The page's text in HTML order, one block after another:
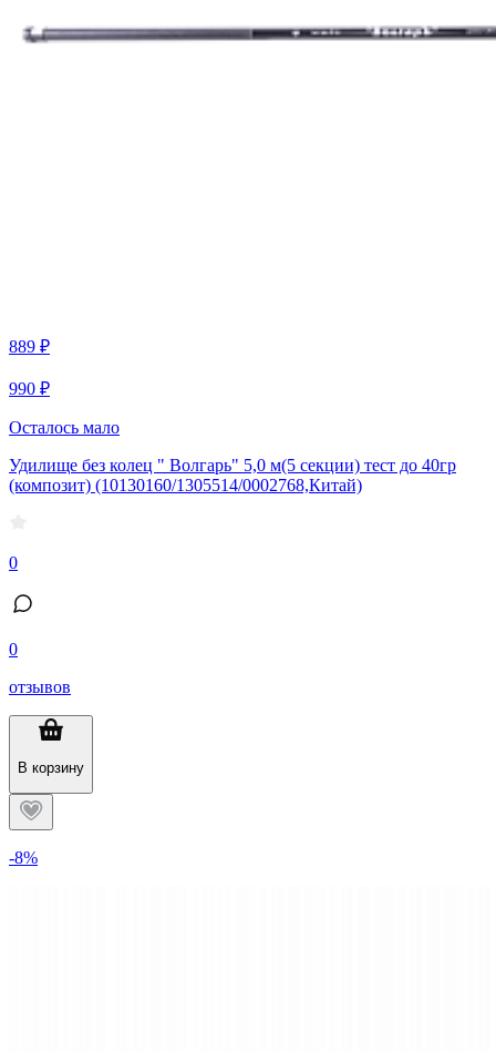
889 ₽
990 ₽
Осталось мало
Удилище без колец " Волгарь" 5,0 м(5 секции) тест до 40гр
(композит) (10130160/1305514/0002768,Китай)
0
0
отзывов
В корзину
-8%